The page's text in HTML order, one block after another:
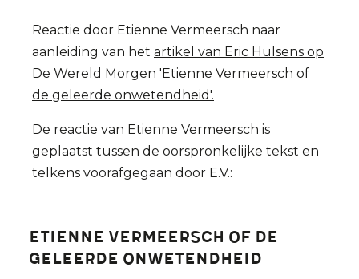
Reactie door Etienne Vermeersch naar
aanleiding van het artikel van Eric Hulsens op
De Wereld Morgen 'Etienne Vermeersch of
de geleerde onwetendheid'.
De reactie van Etienne Vermeersch is
geplaatst tussen de oorspronkelijke tekst en
telkens voorafgegaan door E.V.:
Etienne Vermeersch of de
geleerde onwetendheid